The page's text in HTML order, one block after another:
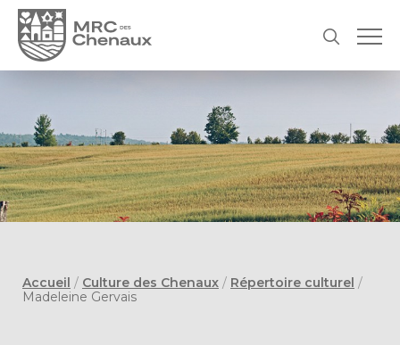
Accueil / Culture des Chenaux / Répertoire culturel /
Madeleine Gervais